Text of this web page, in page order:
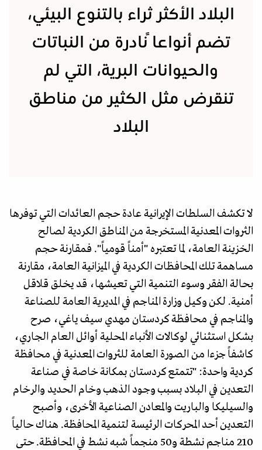
البلاد الأكثر ثراء بالتنوع البيئي،
تضم أنواعاً نادرة من النباتات
والحيوانات البرية، التي لم
تنقرض مثل الكثير من مناطق
البلاد
لا تكشف السلطات الإيرانية عادة حجم العائدات التي توفرها
الثروات المعدنية المستخرجة من المناطق الكردية لصالح
الخزينة العامة، لما تعتبره "أمناً قومياً". فمقارنة حجم
مساهمة تلك المحافظات الكردية في الميزانية العامة، مقارنة
بحالة الفقر وسوء التنمية التي تعيشها، قد يخلق قلاقل
أمنية. لكن وكيل وزارة المناجم في المديرية العامة للصناعة
والمناجم في محافظة كردستان مهدي سيف ياغي، صرح
بشكل استثنائي لوكالات الأنباء المحلية أوائل العام الجاري،
كاشفاً جزءا من الصورة العامة للثروات المعدنية في محافظة
كردية واحدة: "تتمتع كردستان بمكانة خاصة في صناعة
التعدين في البلاد بسبب وجود الذهب وخام الحديد والرخام
والسيليكا والباريت والمعادن الصناعية الأخرى، وأصبح
التعدين أحد المحركات الرئيسة لتنمية المحافظة. هناك حالياً
210 مناجم نشطة و50 منجماً شبه نشط في المحافظة. حتى